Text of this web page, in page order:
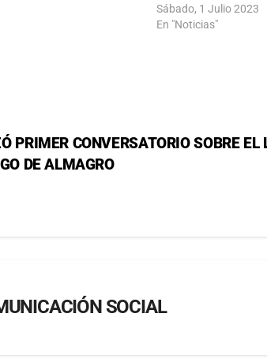
Sábado, 1 Julio 2023
En "Noticias"
PRIMER CONVERSATORIO SOBRE EL
DE ALMAGRO
SOCIAL